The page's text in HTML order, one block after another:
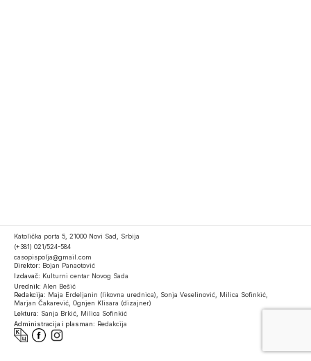
Katolička porta 5, 21000 Novi Sad, Srbija
(+381) 021/524-584
casopispolja@gmail.com
Direktor: Bojan Panaotović
Izdavač: Kulturni centar Novog Sada
Urednik: Alen Bešić
Redakcija: Maja Erdeljanin (likovna urednica), Sonja Veselinović, Milica Sofinkić,
Marjan Čakarević, Ognjen Klisara (dizajner)
Lektura: Sanja Brkić, Milica Sofinkić
Administracija i plasman: Redakcija